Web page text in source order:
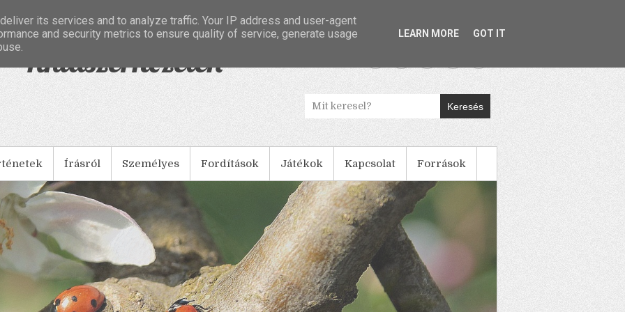
Tintaszerkezetek
Keresés
Írásról Személyes Fordítások Játékok Kapcsolat Források
its services and to analyze traffic. Your IP address and user-agent
and security metrics to ensure quality of service, generate usage
LEARN MORE GOT IT